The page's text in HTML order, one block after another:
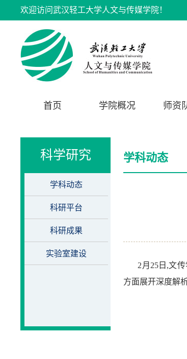
欢迎访问武汉轻工大学人文与传媒学院！
首页 学院概况 师资
科学研究
学科动态
科研平台
科研成果
实验室建设
学科动态
2月25日,文
方面展开深度解